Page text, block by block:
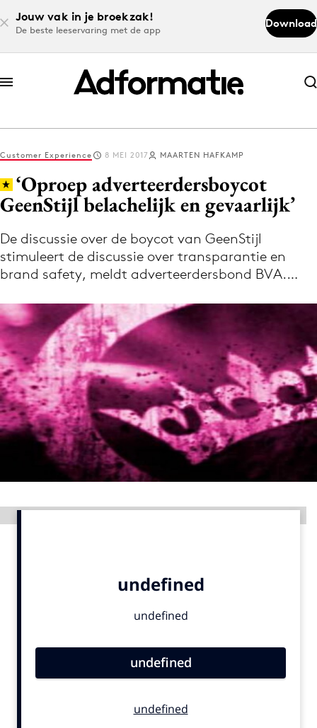
Jouw vak in je broekzak!
De beste leeservaring met de app
Download
Abonneer nu
Abonneer nu
Log in
Download de app
Volg het laatste nieuws via de Adformatie
Nieuws app
Menu
Home
9 sept: GenAI-training
12 nov: MarketingLive!
Adverteren
Events
Opleidingen
Vacatures
Bureaus
Customer Experience 8 MEI 2017 MAARTEN HAFKAMP
‘Oproep adverteerdersboycot
GeenStijl belachelijk en gevaarlijk’
De discussie over de boycot van GeenStijl
stimuleert de discussie over transparantie en
brand safety, meldt adverteerdersbond BVA.…